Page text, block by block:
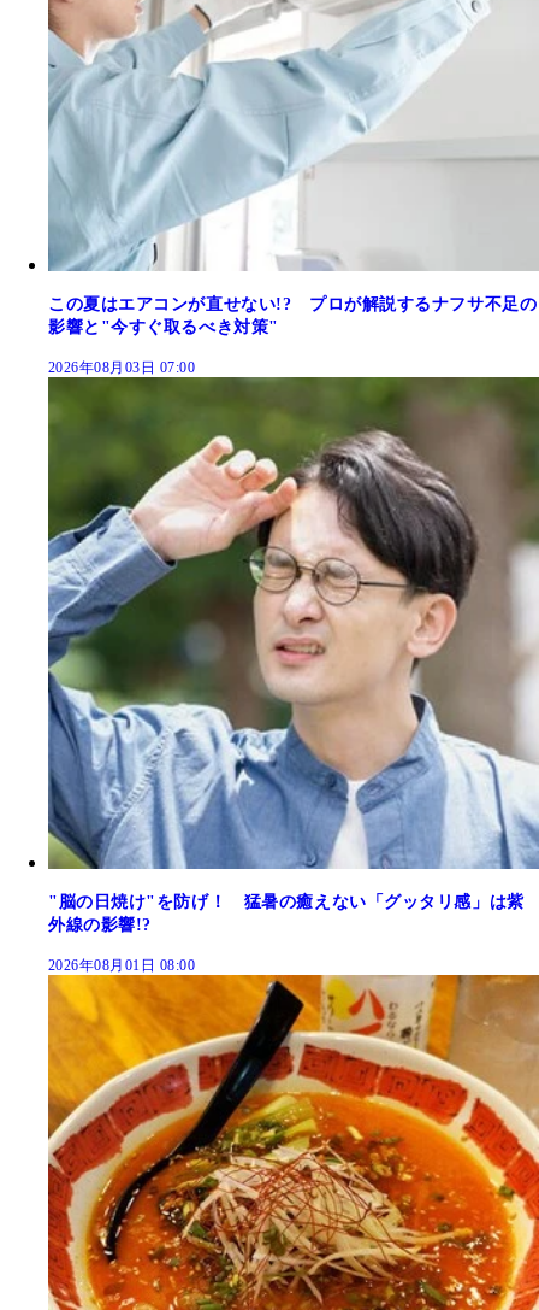
この夏はエアコンが直せない!? プロが解説するナフサ不足の
影響と"今すぐ取るべき対策"
2026年08月03日 07:00
"脳の日焼け"を防げ！ 猛暑の癒えない「グッタリ感」は紫
外線の影響!?
2026年08月01日 08:00